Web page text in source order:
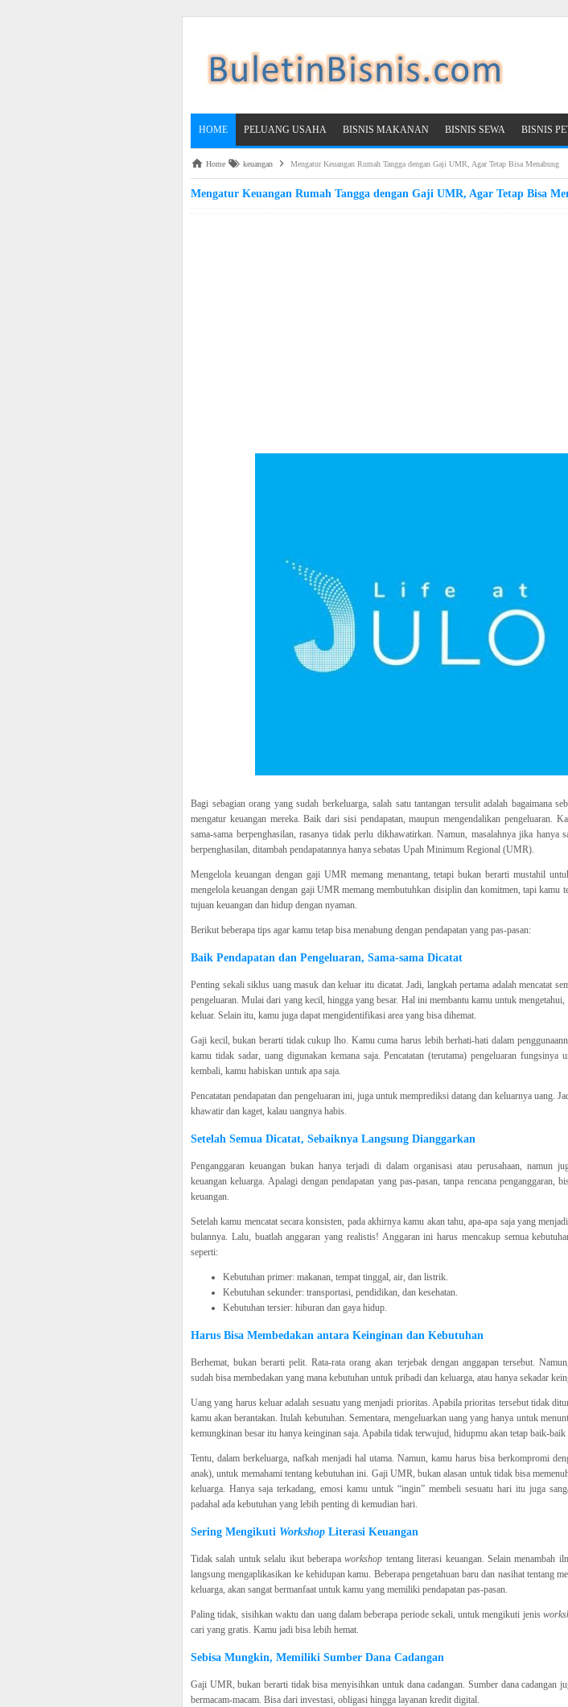
HOME PELUANG USAHA BISNIS MAKANAN BISNIS SEWA BISNIS
Home keuangan Mengatur Keuangan Rumah Tangga dengan Gaji UMR, Agar Tetap Bisa Menabung
Mengatur Keuangan Rumah Tangga dengan Gaji UMR, Agar Tetap Bisa
Bagi sebagian orang yang sudah berkeluarga, salah satu tantangan tersulit adalah bagaimana
mengatur keuangan mereka. Baik dari sisi pendapatan, maupun mengendalikan pengeluaran.
sama-sama berpenghasilan, rasanya tidak perlu dikhawatirkan. Namun, masalahnya jika hanya
berpenghasilan, ditambah pendapatannya hanya sebatas Upah Minimum Regional (UMR).
Mengelola keuangan dengan gaji UMR memang menantang, tetapi bukan berarti mustahil
mengelola keuangan dengan gaji UMR memang membutuhkan disiplin dan komitmen, tapi kamu
tujuan keuangan dan hidup dengan nyaman.
Berikut beberapa tips agar kamu tetap bisa menabung dengan pendapatan yang pas-pasan:
Baik Pendapatan dan Pengeluaran, Sama-sama Dicatat
Penting sekali siklus uang masuk dan keluar itu dicatat. Jadi, langkah pertama adalah mencatat
pengeluaran. Mulai dari yang kecil, hingga yang besar. Hal ini membantu kamu untuk mengetahui,
keluar. Selain itu, kamu juga dapat mengidentifikasi area yang bisa dihemat.
Gaji kecil, bukan berarti tidak cukup lho. Kamu cuma harus lebih berhati-hati dalam
kamu tidak sadar, uang digunakan kemana saja. Pencatatan (terutama) pengeluaran fungsinya
kembali, kamu habiskan untuk apa saja.
Pencatatan pendapatan dan pengeluaran ini, juga untuk memprediksi datang dan keluarnya uang.
khawatir dan kaget, kalau uangnya habis.
Setelah Semua Dicatat, Sebaiknya Langsung Dianggarkan
Penganggaran keuangan bukan hanya terjadi di dalam organisasi atau perusahaan, namun
keuangan keluarga. Apalagi dengan pendapatan yang pas-pasan, tanpa rencana penganggaran,
keuangan.
Setelah kamu mencatat secara konsisten, pada akhirnya kamu akan tahu, apa-apa saja yang
bulannya. Lalu, buatlah anggaran yang realistis! Anggaran ini harus mencakup semua
seperti:
Kebutuhan primer: makanan, tempat tinggal, air, dan listrik.
Kebutuhan sekunder: transportasi, pendidikan, dan kesehatan.
Kebutuhan tersier: hiburan dan gaya hidup.
Harus Bisa Membedakan antara Keinginan dan Kebutuhan
Berhemat, bukan berarti pelit. Rata-rata orang akan terjebak dengan anggapan tersebut.
sudah bisa membedakan yang mana kebutuhan untuk pribadi dan keluarga, atau hanya sekadar
Uang yang harus keluar adalah sesuatu yang menjadi prioritas. Apabila prioritas tersebut tidak
kamu akan berantakan. Itulah kebutuhan. Sementara, mengeluarkan uang yang hanya untuk
kemungkinan besar itu hanya keinginan saja. Apabila tidak terwujud, hidupmu akan tetap baik-baik
Tentu, dalam berkeluarga, nafkah menjadi hal utama. Namun, kamu harus bisa berkompromi
anak), untuk memahami tentang kebutuhan ini. Gaji UMR, bukan alasan untuk tidak bisa
keluarga. Hanya saja terkadang, emosi kamu untuk “ingin” membeli sesuatu hari itu juga
padahal ada kebutuhan yang lebih penting di kemudian hari.
Sering Mengikuti Workshop Literasi Keuangan
Tidak salah untuk selalu ikut beberapaworkshop tentang literasi keuangan. Selain menambah
langsung mengaplikasikan ke kehidupan kamu. Beberapa pengetahuan baru dan nasihat tentang
keluarga, akan sangat bermanfaat untuk kamu yang memiliki pendapatan pas-pasan.
Paling tidak, sisihkan waktu dan uang dalam beberapa periode sekali, untuk mengikuti jenis
cari yang gratis. Kamu jadi bisa lebih hemat.
Sebisa Mungkin, Memiliki Sumber Dana Cadangan
Gaji UMR, bukan berarti tidak bisa menyisihkan untuk dana cadangan. Sumber dana cadangan
bermacam-macam. Bisa dari investasi, obligasi hingga layanan kredit digital.